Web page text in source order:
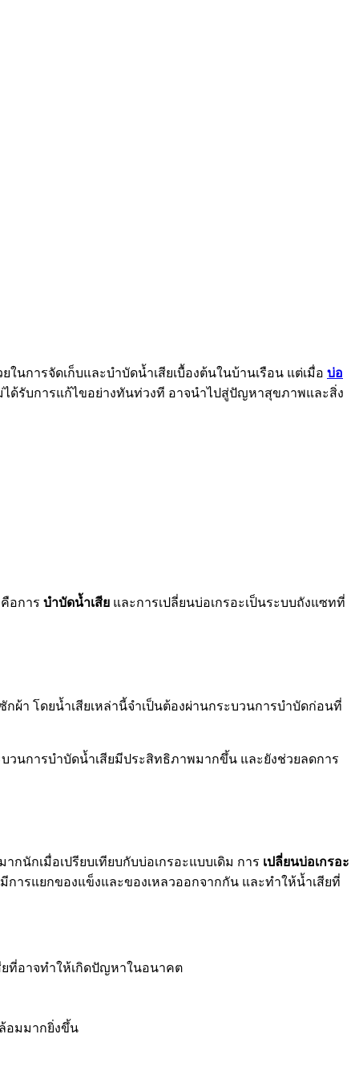
นการจัดเก็บและบำบัดน้ำเสียเบื้องต้นในบ้านเรือน แต่เมื่อ บ่อ
ด้รับการแก้ไขอย่างทันท่วงที อาจนำไปสู่ปัญหาสุขภาพและสิ่ง
อการ บำบัดน้ำเสีย และการเปลี่ยนบ่อเกรอะเป็นระบบถังแซทที่
ผ้า โดยน้ำเสียเหล่านี้จำเป็นต้องผ่านกระบวนการบำบัดก่อนที่
วนการบำบัดน้ำเสียมีประสิทธิภาพมากขึ้น และยังช่วยลดการ
กนักเมื่อเปรียบเทียบกับบ่อเกรอะแบบเดิม การ เปลี่ยนบ่อเกรอะ
ารแยกของแข็งและของเหลวออกจากกัน และทำให้น้ำเสียที่
ที่อาจทำให้เกิดปัญหาในอนาคต
อมมากยิ่งขึ้น